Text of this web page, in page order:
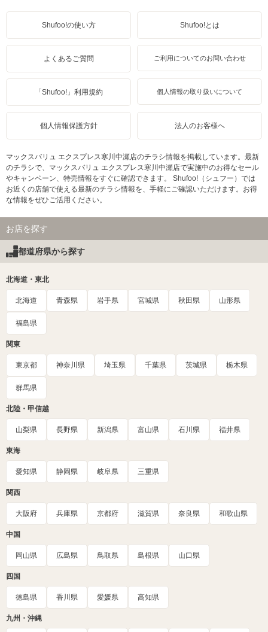
Shufoo!の使い方 Shufoo!とは
よくあるご質問 ご利用についてのお問い合わせ
「Shufoo!」利用規約 個人情報の取り扱いについて
個人情報保護方針 法人のお客様へ
マックスバリュ エクスプレス寒川中瀬店のチラシ情報を掲載しています。最新
のチラシで、マックスバリュ エクスプレス寒川中瀬店で実施中のお得なセール
やキャンペーン、特売情報をすぐに確認できます。 Shufoo!（シュフー）では
お近くの店舗で使える最新のチラシ情報を、手軽にご確認いただけます。お得
な情報をぜひご活用ください。
お店を探す
都道府県から探す
北海道・東北
北海道 青森県 岩手県 宮城県 秋田県 山形県
福島県
関東
東京都 神奈川県 埼玉県 千葉県 茨城県 栃木県
群馬県
北陸・甲信越
山梨県 長野県 新潟県 富山県 石川県 福井県
東海
愛知県 静岡県 岐阜県 三重県
関西
大阪府 兵庫県 京都府 滋賀県 奈良県 和歌山県
中国
岡山県 広島県 鳥取県 島根県 山口県
四国
徳島県 香川県 愛媛県 高知県
九州・沖縄